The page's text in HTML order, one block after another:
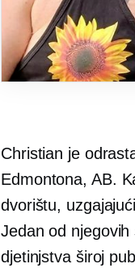
Christian je
Edmontona, AB.
dvorištu,
Jedan od
djetinjstva široj